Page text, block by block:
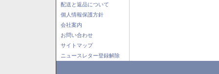
配送と返品について
個人情報保護方針
会社案内
お問い合わせ
サイトマップ
ニュースレター登録解除